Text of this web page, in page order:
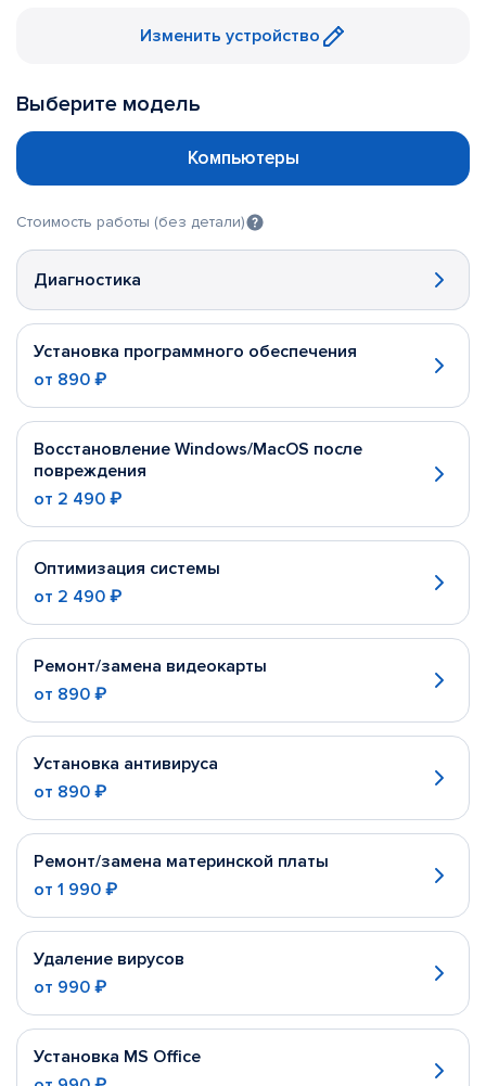
Изменить устройство
Выберите модель
Компьютеры
Стоимость работы (без детали)
Диагностика
Установка программного обеспечения
от 890 ₽
Восстановление Windows/MacOS после
повреждения
от 2 490 ₽
Оптимизация системы
от 2 490 ₽
Ремонт/замена видеокарты
от 890 ₽
Установка антивируса
от 890 ₽
Ремонт/замена материнской платы
от 1 990 ₽
Удаление вирусов
от 990 ₽
Установка MS Office